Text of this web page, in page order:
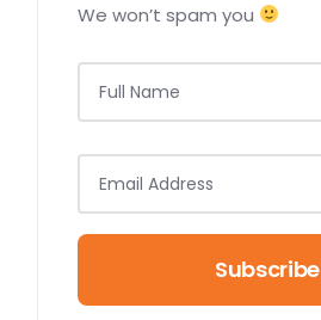
We won’t spam you
Subscribe